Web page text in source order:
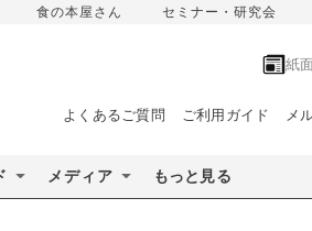
食の本屋さん セミナー・研究会
紙
よくあるご質問 ご利用ガイド メ
メディア もっと見る